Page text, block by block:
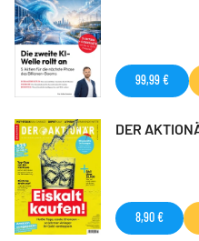
99,99 €
DER
8,90 €